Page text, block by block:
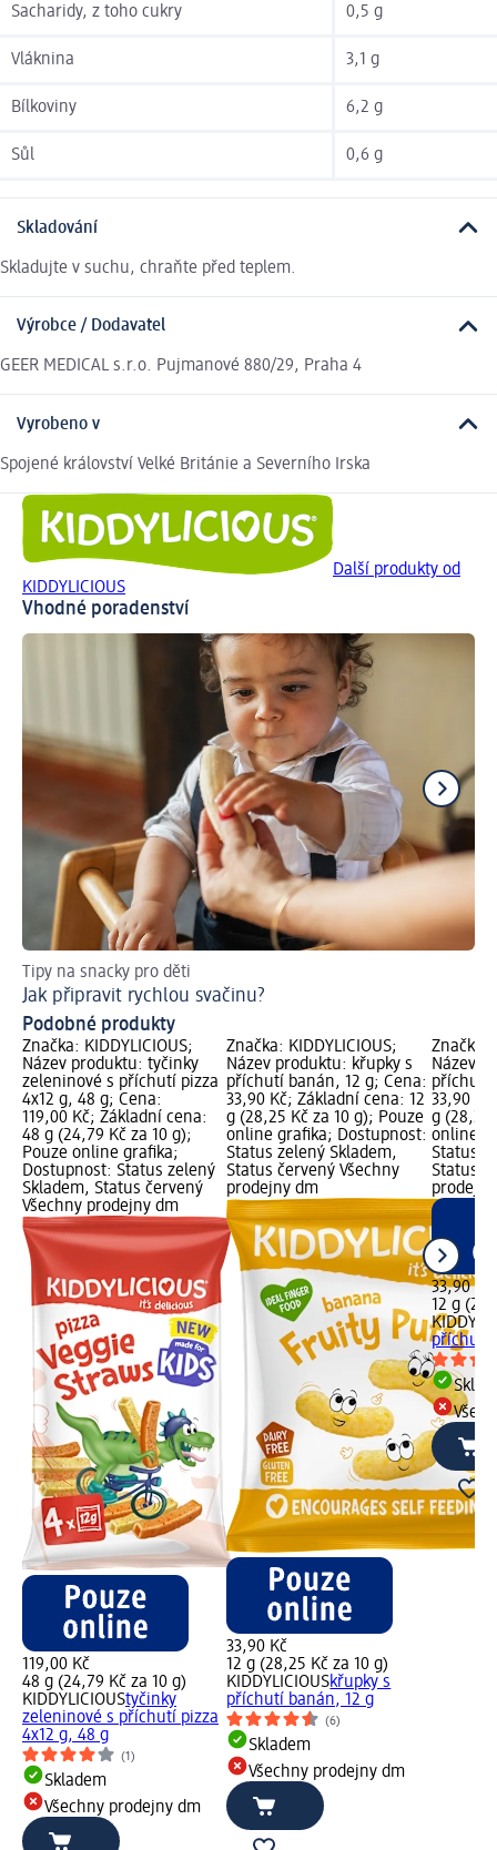
Sacharidy, z toho cukry 0,5 g
Vláknina 3,1 g
Bílkoviny 6,2 g
Sůl 0,6 g
Skladování
Skladujte v suchu, chraňte před teplem.
Výrobce / Dodavatel
GEER MEDICAL s.r.o. Pujmanové 880/29, Praha 4
Vyrobeno v
Spojené království Velké Británie a Severního Irska
Další produkty od
KIDDYLICIOUS
Vhodné poradenství
Tipy na snacky pro děti
Jak připravit rychlou svačinu?
Podobné produkty
Značka: KIDDYLICIOUS;
Název produktu: tyčinky
zeleninové s příchutí pizza
4x12 g, 48 g; Cena:
119,00 Kč; Základní cena:
48 g (24,79 Kč za 10 g);
Pouze online grafika;
Dostupnost: Status zelený
Skladem, Status červený
Všechny prodejny dm
119,00 Kč
48 g (24,79 Kč za 10 g)
KIDDYLICIOUStyčinky
zeleninové s příchutí pizza
4x12 g, 48 g
(1)
Skladem
Všechny prodejny dm
Značka: KIDDYLICIOUS;
Název produktu: křupky s
příchutí banán, 12 g; Cena:
33,90 Kč; Základní cena: 12
g (28,25 Kč za 10 g); Pouze
online grafika; Dostupnost:
Status zelený Skladem,
Status červený Všechny
prodejny dm
33,90 Kč
12 g (28,25 Kč za 10 g)
KIDDYLICIOUSkřupky s
příchutí banán, 12 g
(6)
Skladem
Všechny prodejny dm
Značka:
Název
příchutí
33,90
g (28,25
online
Status
Status
33,90 Kč
12 g
příchutí